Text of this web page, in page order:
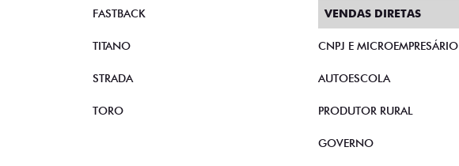
FASTBACK
TITANO
STRADA
TORO
VENDAS DIRETAS
CNPJ E MICROEMPRESÁRIO
AUTOESCOLA
PRODUTOR RURAL
GOVERNO